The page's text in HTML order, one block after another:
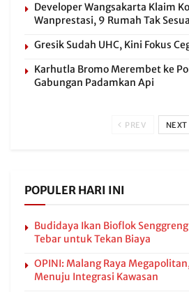
Developer Wangsakarta Klaim
Wanprestasi, 9 Rumah Tak
Gresik Sudah UHC, Kini Fokus
Karhutla Bromo Merembet ke
Gabungan Padamkan Api
PREV NEXT
POPULER HARI INI
Budidaya Ikan Bioflok
Tebar untuk Tekan Biaya
OPINI: Malang Raya
Menuju Integrasi Kawasan